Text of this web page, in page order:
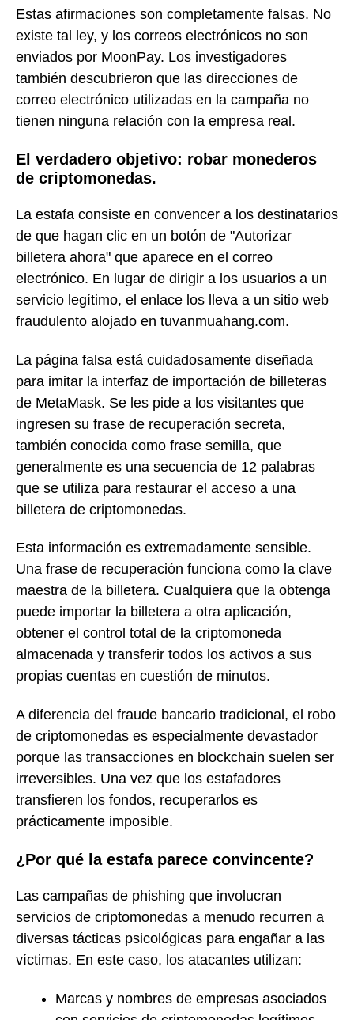
Estas afirmaciones son completamente falsas. No
existe tal ley, y los correos electrónicos no son
enviados por MoonPay. Los investigadores
también descubrieron que las direcciones de
correo electrónico utilizadas en la campaña no
tienen ninguna relación con la empresa real.
El verdadero objetivo: robar monederos
de criptomonedas.
La estafa consiste en convencer a los destinatarios
de que hagan clic en un botón de "Autorizar
billetera ahora" que aparece en el correo
electrónico. En lugar de dirigir a los usuarios a un
servicio legítimo, el enlace los lleva a un sitio web
fraudulento alojado en tuvanmuahang.com.
La página falsa está cuidadosamente diseñada
para imitar la interfaz de importación de billeteras
de MetaMask. Se les pide a los visitantes que
ingresen su frase de recuperación secreta,
también conocida como frase semilla, que
generalmente es una secuencia de 12 palabras
que se utiliza para restaurar el acceso a una
billetera de criptomonedas.
Esta información es extremadamente sensible.
Una frase de recuperación funciona como la clave
maestra de la billetera. Cualquiera que la obtenga
puede importar la billetera a otra aplicación,
obtener el control total de la criptomoneda
almacenada y transferir todos los activos a sus
propias cuentas en cuestión de minutos.
A diferencia del fraude bancario tradicional, el robo
de criptomonedas es especialmente devastador
porque las transacciones en blockchain suelen ser
irreversibles. Una vez que los estafadores
transfieren los fondos, recuperarlos es
prácticamente imposible.
¿Por qué la estafa parece convincente?
Las campañas de phishing que involucran
servicios de criptomonedas a menudo recurren a
diversas tácticas psicológicas para engañar a las
víctimas. En este caso, los atacantes utilizan:
Marcas y nombres de empresas asociados